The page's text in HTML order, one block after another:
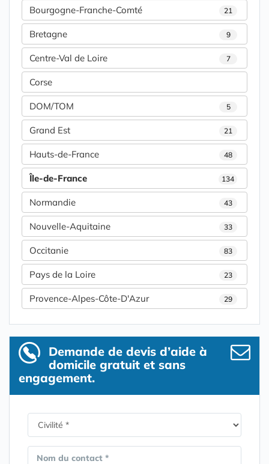
Bourgogne-Franche-Comté 21
Bretagne 9
Centre-Val de Loire 7
Corse
DOM/TOM 5
Grand Est 21
Hauts-de-France 48
Île-de-France 134
Normandie 43
Nouvelle-Aquitaine 33
Occitanie 83
Pays de la Loire 23
Provence-Alpes-Côte-D'Azur 29
Demande de devis d’aide à
domicile gratuit et sans
engagement.
Nom du contact *